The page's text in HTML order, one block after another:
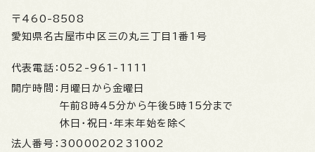
〒460-8508
愛知県名古屋市中区三の丸三丁目1番1号
代表電話： 052-961-1111
開庁時間： 月曜日から金曜日
午前8時45分から午後5時15分まで
休日・祝日・年末年始を除く
法人番号： 3000020231002